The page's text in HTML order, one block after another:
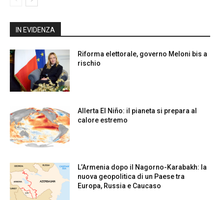
IN EVIDENZA
Riforma elettorale, governo Meloni bis a
rischio
Allerta El Niño: il pianeta si prepara al
calore estremo
L’Armenia dopo il Nagorno-Karabakh: la
nuova geopolitica di un Paese tra
Europa, Russia e Caucaso